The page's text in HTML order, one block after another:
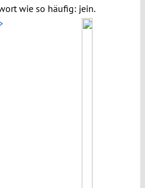
wie so häufig: jein.